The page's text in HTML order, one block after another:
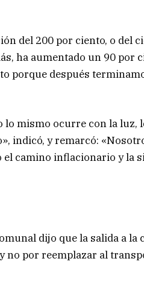
del 200 por ciento, o del
ha aumentado un 90 por
porque después
lo mismo ocurre con la
indicó, y remarcó:
el camino inflacionario y la
dijo que la salida a
no por reemplazar al